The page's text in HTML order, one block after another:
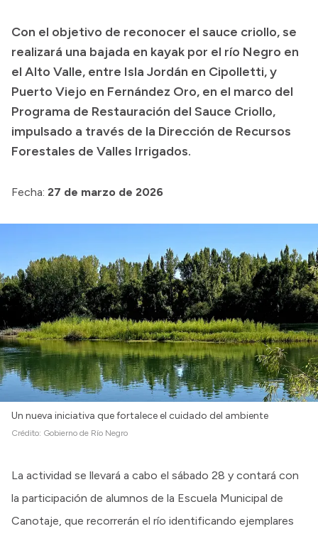
Accesos directos
SIU GUARANÍ
SECUNDARIO
TECNICATURAS
CAPACITACIONES
Con el objetivo de reconocer el sauce criollo, se
realizará una bajada en kayak por el río Negro en
el Alto Valle, entre Isla Jordán en Cipolletti, y
Puerto Viejo en Fernández Oro, en el marco del
Programa de Restauración del Sauce Criollo,
impulsado a través de la Dirección de Recursos
Forestales de Valles Irrigados.
Fecha: 27 de marzo de 2026
Un nueva iniciativa que fortalece el cuidado del ambiente
Crédito: Gobierno de Río Negro
La actividad se llevará a cabo el sábado 28 y contará con
la participación de alumnos de la Escuela Municipal de
Canotaje, que recorrerán el río identificando ejemplares